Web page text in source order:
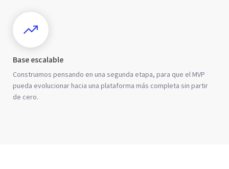
Base escalable
Construimos pensando en una segunda etapa, para que el MVP
pueda evolucionar hacia una plataforma más completa sin partir
de cero.